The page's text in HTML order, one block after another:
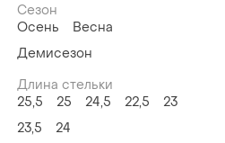
Сезон
Осень
Весна
Демисезон
Длина стельки
25,5
25 24,5 22,5
23
23,5
24